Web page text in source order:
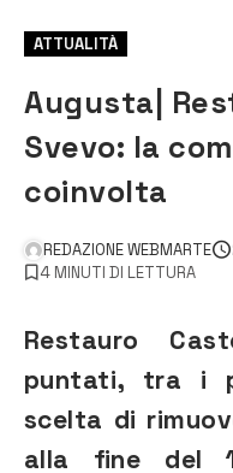
ATTUALITÀ
Augusta|
Svevo: la
coinvolta
REDAZIONE WEBMARTE
4 MINUTI DI LETTURA
Restauro
puntati, tra i
scelta di
alla fine del